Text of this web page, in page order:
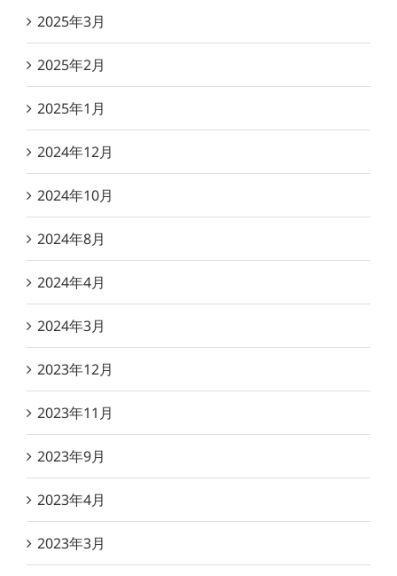
2025年3月
2025年2月
2025年1月
2024年12月
2024年10月
2024年8月
2024年4月
2024年3月
2023年12月
2023年11月
2023年9月
2023年4月
2023年3月